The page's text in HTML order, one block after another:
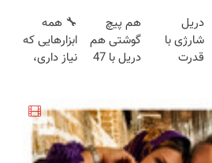
هوشمند ⚙️
(نصف
قیمت بازار
(جدید)
ساخت!!!
دریل
شارژی با
قدرت
با گارانتی
تعویض)
هم پیچ
گوشتی هم
دریل با 47
تخفیف داره
بخرش!🔥
🔧 همه
ابزارهایی که
نیاز داری،
تخفیف به
مدت
محدود